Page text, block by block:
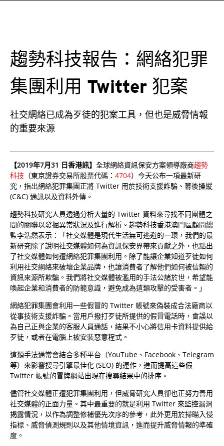
趨勢科技報告：網絡犯罪
集團利用 Twitter 犯案
社交網絡已成為歹徒的犯案工具，但也是威脅情報
的重要來源
【2019年7月31 日香港訊】 全球網絡資訊保安方案領導廠商趨勢
科技 （東京證券交易所股票代碼： 4704）今天公布一項最新研
究，指出網絡犯罪集團正將 Twitter 用於技術支援詐騙、幕後操縱
(C&C) 通訊以及資料外傳。
趨勢科技研究人員透過分析大量的 Twitter 資料來尋找不同團體之
間的關聯以發掘異常狀況及進行解析。趨勢科技香港澳門區顧問總
監李浩然表示：「社交媒體是現代生活無可逃避的一環，我們的最
新研究除了說明社交媒體如何為資訊保安界帶來貢獻之外，也點出
了社交媒體如何遭網絡犯罪集團利用。除了能讓企業知道歹徒如何
利用社交網絡來破壞企業品牌，也讓消費者了解他們如何被信賴的
資訊來源所欺騙。我們將社交媒體被濫用的手法公諸於世，希望能
喚起企業和消費者的防範意識，避免成為這類攻擊的受害者。」
網絡犯罪集團會利用一些假冒的 Twitter 帳號來偽裝成合法廠商以
從事技術支援詐騙。當用戶撥打歹徒所提供的假冒電話時，會誤以
為自己正與企業的客服人員通話，結果不小心將信用卡資料提供給
歹徒，或者在電腦上被安裝惡意程式。
這類手法通常會結合多種平台（YouTube、Facebook、Telegram
等）來影響搜尋引擎最佳化 (SEO) 的運作，進而提高這些假
Twitter 帳號的冒牌網站出現在搜尋結果中的排序。
儘管社交媒體正遭犯罪集團利用，但威脅研究人員卻也正努力善用
社交媒體的正面力量。其中最重要的就是利用 Twitter 來監控漏洞
揭露情況，以作為調整修補優先次序的參考，此外更用於掃瞄入侵
指標、威脅偵測規則以及其他情境資訊，進而提升威脅情報的準確
度。